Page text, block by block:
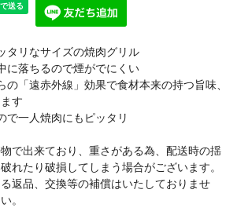
タリなサイズの焼肉グリル
に落ちるので煙がでにくい
の「遠赤外線」効果で食材本来の持つ旨味、
す
で一人焼肉にもピッタリ
で出来ており、重さがある為、配送時の揺
れたり破損してしまう場合がございます。
返品、交換等の補償はいたしておりませ
。